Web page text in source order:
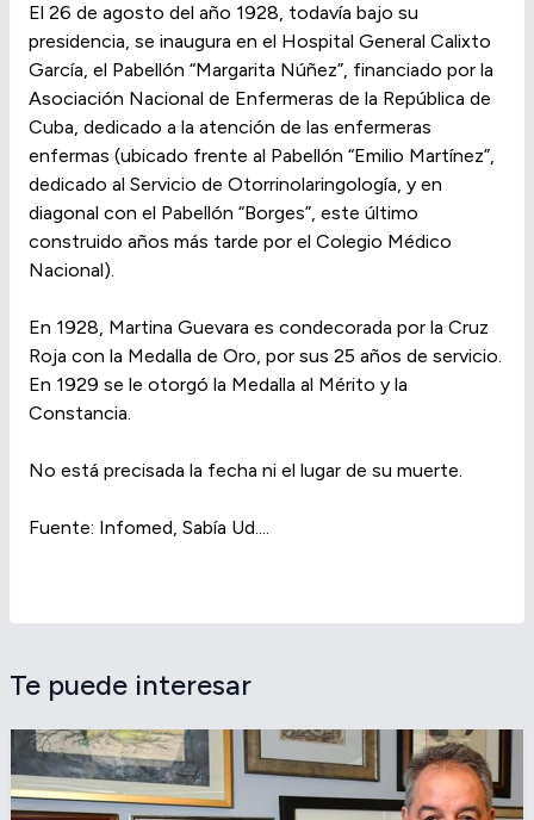
El 26 de agosto del año 1928, todavía bajo su
presidencia, se inaugura en el Hospital General Calixto
García, el Pabellón “Margarita Núñez”, financiado por la
Asociación Nacional de Enfermeras de la República de
Cuba, dedicado a la atención de las enfermeras
enfermas (ubicado frente al Pabellón “Emilio Martínez”,
dedicado al Servicio de Otorrinolaringología, y en
diagonal con el Pabellón “Borges”, este último
construido años más tarde por el Colegio Médico
Nacional).
En 1928, Martina Guevara es condecorada por la Cruz
Roja con la Medalla de Oro, por sus 25 años de servicio.
En 1929 se le otorgó la Medalla al Mérito y la
Constancia.
No está precisada la fecha ni el lugar de su muerte.
Fuente: Infomed, Sabía Ud....
Te puede interesar